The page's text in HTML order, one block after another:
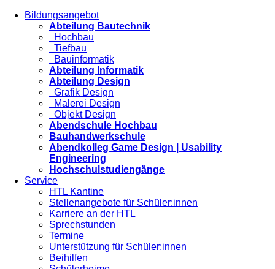
Bildungsangebot
Abteilung Bautechnik
Hochbau
Tiefbau
Bauinformatik
Abteilung Informatik
Abteilung Design
Grafik Design
Malerei Design
Objekt Design
Abendschule Hochbau
Bauhandwerkschule
Abendkolleg Game Design | Usability
Engineering
Hochschulstudiengänge
Service
HTL Kantine
Stellenangebote für Schüler:innen
Karriere an der HTL
Sprechstunden
Termine
Unterstützung für Schüler:innen
Beihilfen